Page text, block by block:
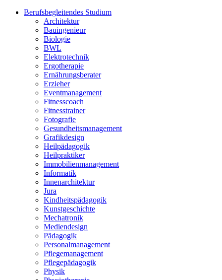
Berufsbegleitendes Studium
Architektur
Bauingenieur
Biologie
BWL
Elektrotechnik
Ergotherapie
Ernährungsberater
Erzieher
Eventmanagement
Fitnesscoach
Fitnesstrainer
Fotografie
Gesundheitsmanagement
Grafikdesign
Heilpädagogik
Heilpraktiker
Immobilienmanagement
Informatik
Innenarchitektur
Jura
Kindheitspädagogik
Kunstgeschichte
Mechatronik
Mediendesign
Pädagogik
Personalmanagement
Pflegemanagement
Pflegepädagogik
Physik